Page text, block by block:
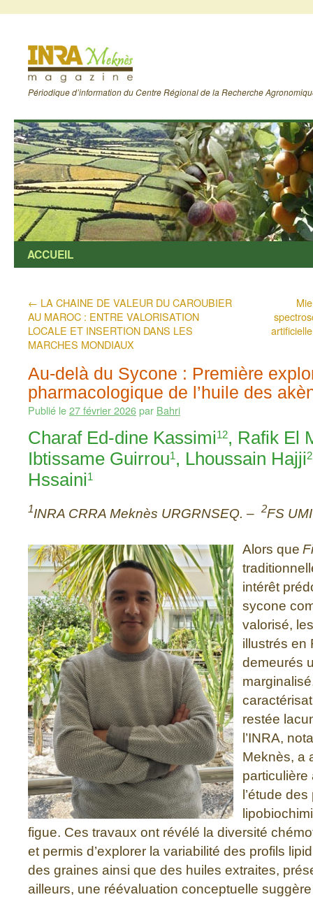
Périodique d’information du Centre Régional de la Recherche
ACCUEIL
← LA CHAINE DE VALEUR DU CAROUBIER
AU MAROC : ENTRE VALORISATION
LOCALE ET INSERTION DANS LES
MARCHES MONDIAUX
Au-delà du Sycone : Première
pharmacologique de l’huile des
Publié le27 février 2026par Bahri
Charaf Ed-dine Kassimi12, Rafik El
Ibtissame Guirrou1, Lhoussain Hajji2
Hssaini1
1INRA CRRA Meknès URGRNSEQ. – 2FS
Alors que
intérêt
sycone
valorisé,
illustrés en
demeurés
restée
l’INRA,
Meknès, a
particulière
l’étude
figue. Ces travaux ont révélé la diversité
et permis d’explorer la variabilité des profils
des graines ainsi que des huiles extraites,
ailleurs, une réévaluation conceptuelle